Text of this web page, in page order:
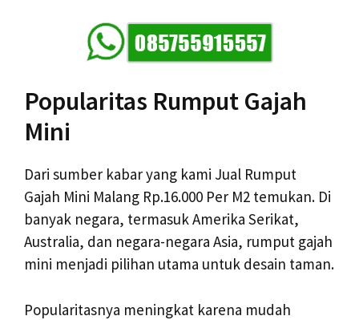
Popularitas Rumput Gajah
Mini
Dari sumber kabar yang kami Jual Rumput
Gajah Mini Malang Rp.16.000 Per M2 temukan. Di
banyak negara, termasuk Amerika Serikat,
Australia, dan negara-negara Asia, rumput gajah
mini menjadi pilihan utama untuk desain taman.
Popularitasnya meningkat karena mudah